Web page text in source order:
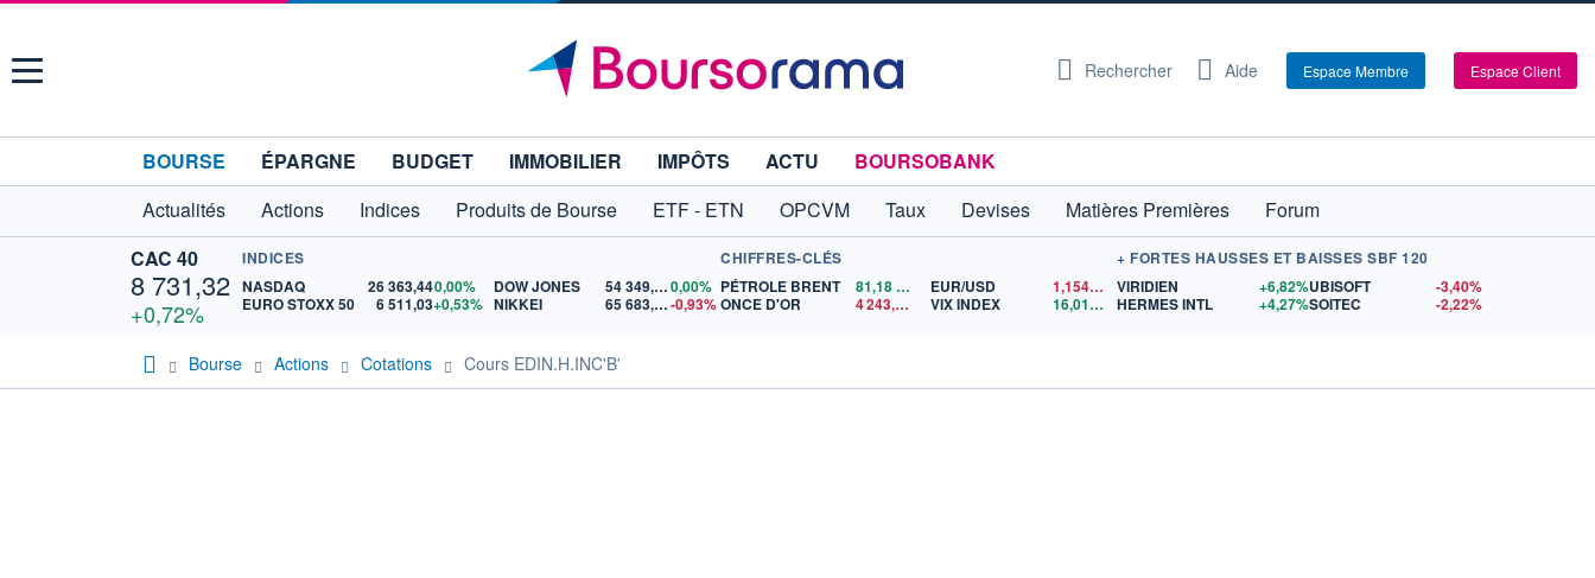
Menu Rechercher Aide Espace Membre Espace Client
BOURSE ÉPARGNE BUDGET IMMOBILIER IMPÔTS ACTU
BOURSOBANK
Actualités
Actions Indices Produits de Bourse ETF - ETN OPCVM Taux Devises Matières Premières
Forum
CAC 40
8 731,32
+0,72%
INDICES
NASDAQ
26 363,440,00%
EURO STOXX 50
6 511,03+0,53%
DOW JONES 54 349,120,00%
NIKKEI
65 683,26-0,93%
CHIFFRES-CLÉS
PÉTROLE BRENT
81,18$US
ONCE D'OR
4 243,08 $US
EUR/USD 1,1541$US
VIX INDEX
16,01
$US
+ FORTES HAUSSES ET BAISSES SBF 120
VIRIDIEN
+6,82%
HERMES INTL
+4,27%
UBISOFT
-3,40%
SOITEC
-2,22%
Bourse Actions Cotations Cours EDIN.H.INC'B'